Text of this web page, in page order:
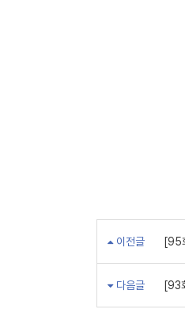
이전글 [95
다음글 [93